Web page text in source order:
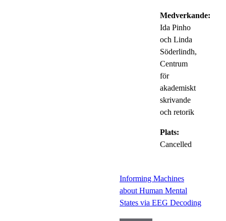
Medverkande:
Ida Pinho
och Linda
Söderlindh,
Centrum
för
akademiskt
skrivande
och retorik
Plats:
Cancelled
Informing Machines
about Human Mental
States via EEG Decoding